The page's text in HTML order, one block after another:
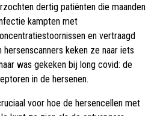
dertig patiënten die maanden
kampten met
en vertraagd
hersenscanners keken ze naar iets
was gekeken bij long covid: de
in de hersenen.
voor hoe de hersencellen met